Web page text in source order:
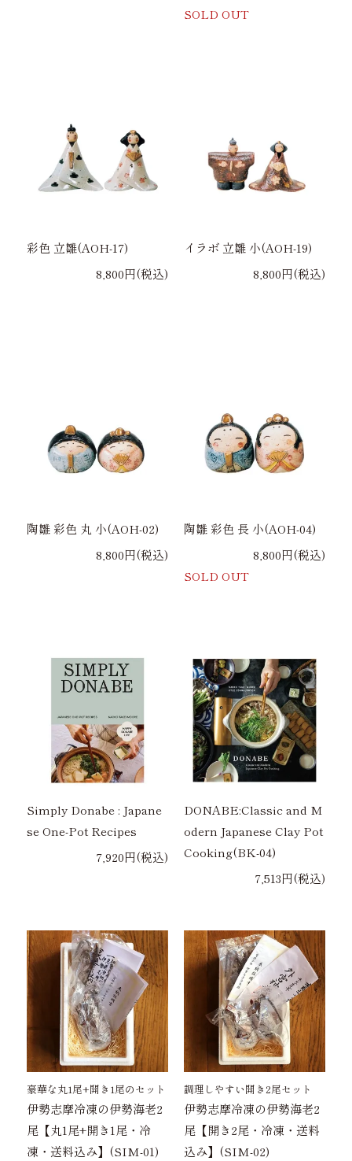
SOLD OUT
彩色 立雛(AOH-17)
8,800円(税込)
イラボ 立雛 小(AOH-19)
8,800円(税込)
陶雛 彩色 丸 小(AOH-02)
8,800円(税込)
陶雛 彩色 長 小(AOH-04)
8,800円(税込)
SOLD OUT
Simply Donabe : Japane
se One-Pot Recipes
7,920円(税込)
DONABE:Classic and M
odern Japanese Clay Pot
Cooking(BK-04)
7,513円(税込)
豪華な丸1尾+開き1尾のセット
伊勢志摩冷凍の伊勢海老2
尾【丸1尾+開き1尾・冷
凍・送料込み】(SIM-01)
調理しやすい開き2尾セット
伊勢志摩冷凍の伊勢海老2
尾【開き2尾・冷凍・送料
込み】(SIM-02)